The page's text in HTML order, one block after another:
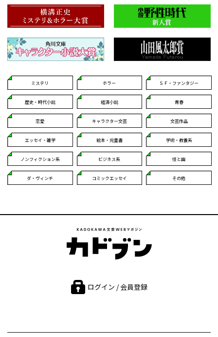
ミステリ ホラー ＳＦ・ファンタジー
歴史・時代小説 経済小説 青春
恋愛 キャラクター文芸 文芸作品
エッセイ・雑学 絵本・児童書 学術・教養系
ノンフィクション系 ビジネス系 怪と幽
ダ・ヴィンチ コミックエッセイ その他
ログイン / 会員登録